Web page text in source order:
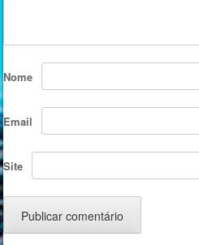
Nome
Email
Site